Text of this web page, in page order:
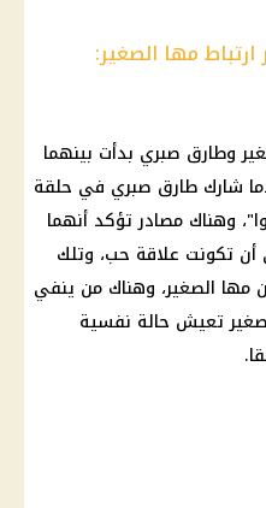
مها الصغير:
وطارق صبري بدأت بينهما
عندما شارك طارق صبري في حلقة
وهناك مصادر تؤكد أنهما
أن تكونت علاقة حب، وتلك
مها الصغير، وهناك من ينفي
تعيش حالة نفسية